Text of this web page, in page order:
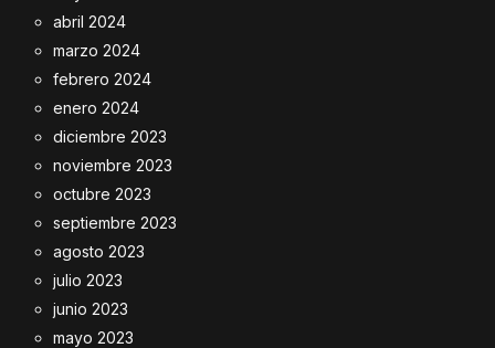
abril 2024
marzo 2024
febrero 2024
enero 2024
diciembre 2023
noviembre 2023
octubre 2023
septiembre 2023
agosto 2023
julio 2023
junio 2023
mayo 2023